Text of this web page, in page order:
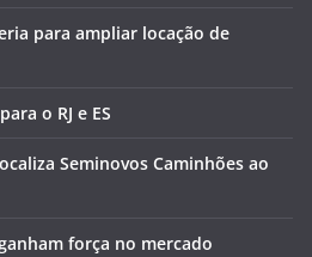
para ampliar locação de
o RJ e ES
Seminovos Caminhões ao
força no mercado